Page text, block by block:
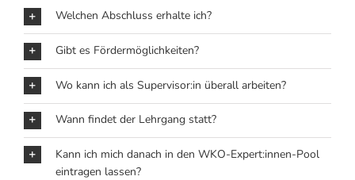
Welchen Abschluss erhalte ich?
Gibt es Fördermöglichkeiten?
Wo kann ich als Supervisor:in überall arbeiten?
Wann findet der Lehrgang statt?
Kann ich mich danach in den WKO-Expert:innen-Pool
eintragen lassen?